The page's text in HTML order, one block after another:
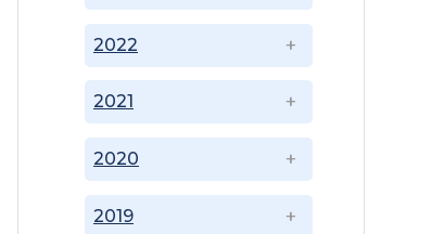
2019
2020
2021
2022